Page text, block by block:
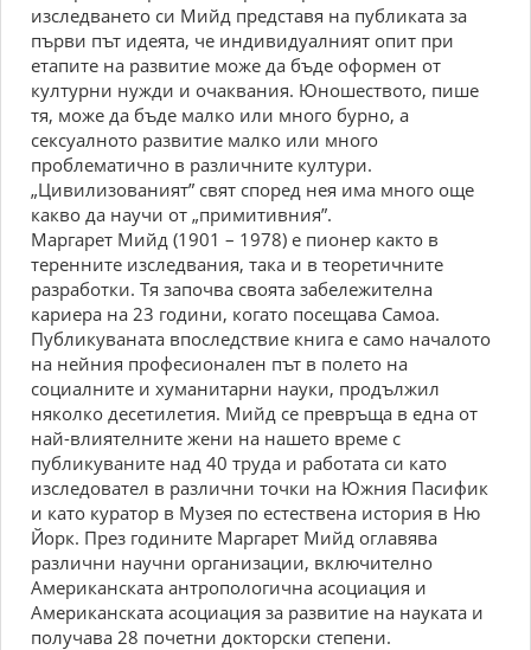
изследването си Мийд представя на публиката за
първи път идеята, че индивидуалният опит при
етапите на развитие може да бъде оформен от
културни нужди и очаквания. Юношеството, пише
тя, може да бъде малко или много бурно, а
сексуалното развитие малко или много
проблематично в различните култури.
„Цивилизованият” свят според нея има много още
какво да научи от „примитивния”.
Маргарет Мийд (1901 – 1978) е пионер както в
теренните изследвания, така и в теоретичните
разработки. Тя започва своята забележителна
кариера на 23 години, когато посещава Самоа.
Публикуваната впоследствие книга е само началото
на нейния професионален път в полето на
социалните и хуманитарни науки, продължил
няколко десетилетия. Мийд се превръща в една от
най-влиятелните жени на нашето време с
публикуваните над 40 труда и работата си като
изследовател в различни точки на Южния Пасифик
и като куратор в Музея по естествена история в Ню
Йорк. През годините Маргарет Мийд оглавява
различни научни организации, включително
Американската антропологична асоциация и
Американската асоциация за развитие на науката и
получава 28 почетни докторски степени.